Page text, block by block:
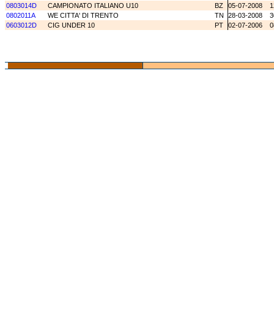
0803014D
CAMPIONATO ITALIANO U10 BZ 05-07-2008
0802011A
WE CITTA' DI TRENTO TN 28-03-2008
0603012D
CIG UNDER 10 PT 02-07-2006